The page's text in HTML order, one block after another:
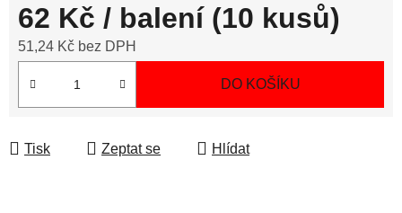
62 Kč / balení (10 kusů)
51,24 Kč bez DPH
DO KOŠÍKU
Tisk Zeptat se Hlídat